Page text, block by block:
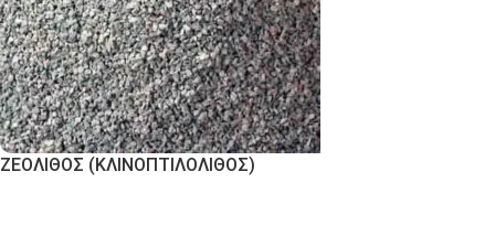
ΖΕΟΛΙΘΟΣ (ΚΛΙΝΟΠΤΙΛΟΛΙΘΟΣ)